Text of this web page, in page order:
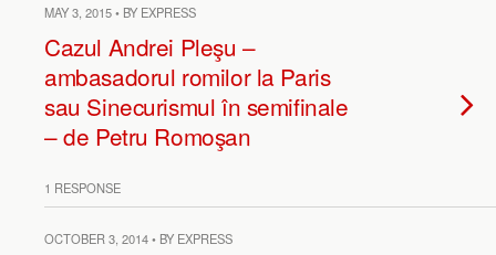
MAY 3, 2015 • BY EXPRESS
Cazul Andrei Pleşu –
ambasadorul romilor la Paris
sau Sinecurismul în semifinale
– de Petru Romoşan
1 RESPONSE
OCTOBER 3, 2014 • BY EXPRESS